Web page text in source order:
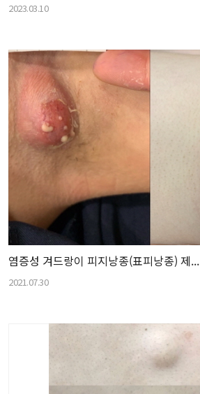
2023.03.10
염증성 겨드랑이 피지낭종(표피낭종) 제...
2021.07.30